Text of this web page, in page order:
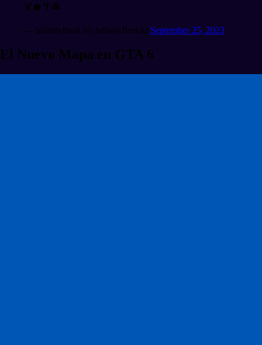
🍹🥥🌴🚔
— InfinityBesk (@InfinityBeskk) September 25, 2023
El Nuevo Mapa en GTA 6